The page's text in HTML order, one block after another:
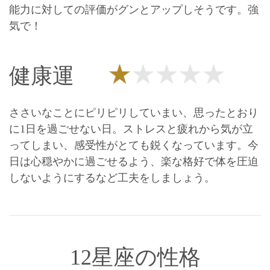
能力に対しての評価がグンとアップしそうです。強
気で！
健康運
ささいなことにピリピリしていまい、思ったとおり
に1日を過ごせない日。ストレスと疲れから気が立
ってしまい、感受性がとても鋭くなっています。今
日は心穏やかに過ごせるよう、楽な格好で体を圧迫
しないようにするなど工夫をしましょう。
12星座の性格